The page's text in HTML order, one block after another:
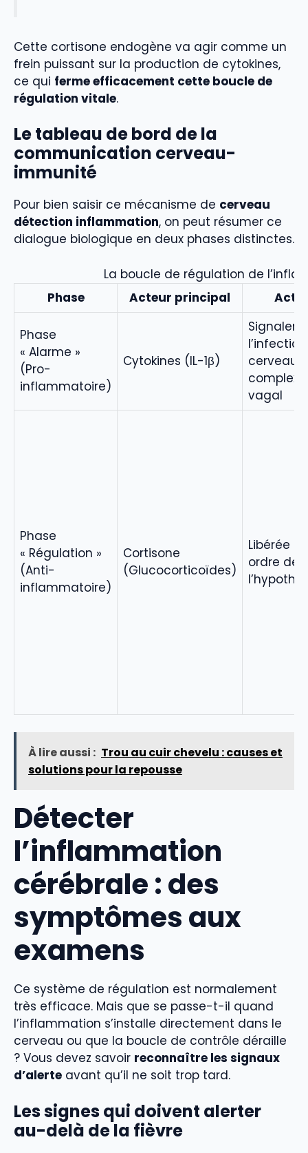
Cette cortisone endogène va agir comme un
frein puissant sur la production de cytokines,
ce qui ferme efficacement cette boucle de
régulation vitale.
Le tableau de bord de la
communication cerveau-
immunité
Pour bien saisir ce mécanisme de cerveau
détection inflammation, on peut résumer ce
dialogue biologique en deux phases distinctes.
La boucle de régulation de
Phase
Acteur principal
Phase
« Alarme »
(Pro-
inflammatoire)
Cytokines (IL-1β)
Signalent
cerveau
complexe
vagal
Phase
« Régulation »
(Anti-
inflammatoire)
Cortisone
(Glucocorticoïdes)
Libérée
ordre de
À lire aussi : Trou au cuir chevelu : causes et
solutions pour la repousse
Détecter
l’inflammation
cérébrale : des
symptômes aux
examens
Ce système de régulation est normalement
très efficace. Mais que se passe-t-il quand
l’inflammation s’installe directement dans le
cerveau ou que la boucle de contrôle déraille
? Vous devez savoir reconnaître les signaux
d’alerte avant qu’il ne soit trop tard.
Les signes qui doivent alerter
au-delà de la fièvre